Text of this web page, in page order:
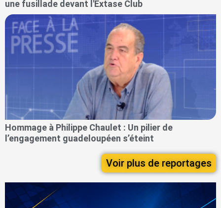
une fusillade devant l'Extase Club
Hommage à Philippe Chaulet : Un pilier de
l’engagement guadeloupéen s’éteint
Voir plus de reportages